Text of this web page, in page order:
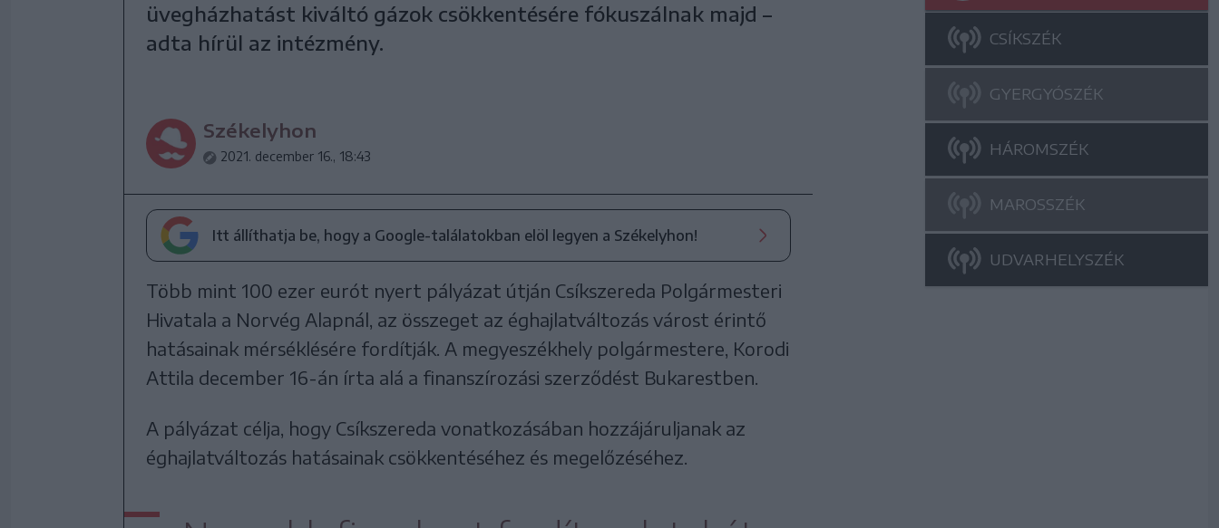
üvegházhatást kiváltó gázok csökkentésére fókuszálnak majd –
adta hírül az intézmény.
Székelyhon
2021. december 16., 18:43
Itt állíthatja be, hogy a Google-találatokban elöl legyen a Székelyhon!
Több mint 100 ezer eurót nyert pályázat útján Csíkszereda Polgármesteri
Hivatala a Norvég Alapnál, az összeget az éghajlatváltozás várost érintő
hatásainak mérséklésére fordítják. A megyeszékhely polgármestere, Korodi
Attila december 16-án írta alá a finanszírozási szerződést Bukarestben.
A pályázat célja, hogy Csíkszereda vonatkozásában hozzájáruljanak az
éghajlatváltozás hatásainak csökkentéséhez és megelőzéséhez.
CSÍKSZÉK
GYERGYÓSZÉK
HÁROMSZÉK
MAROSSZÉK
UDVARHELYSZÉK